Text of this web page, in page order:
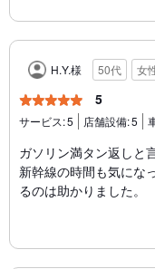
H.Y.様 50代 女
5
サービス:5 店舗設備:5
ガソリン満タン返しと
新幹線の時間も気にな
るのは助かりました。